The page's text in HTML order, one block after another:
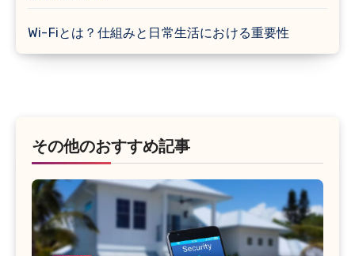
Wi-Fiとは？仕組みと日常生活における重要性
その他のおすすめ記事